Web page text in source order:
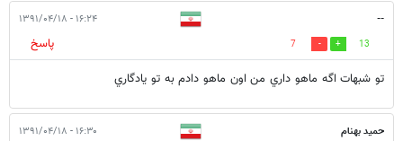
-- ۱۶:۲۴ - ۱۳۹۱/۰۴/۱۸
13
7
پاسخ
تو شبهات اگه ماهو داري من اون ماهو دادم به تو يادگاري
حميد بهنام ۱۶:۳۰ - ۱۳۹۱/۰۴/۱۸